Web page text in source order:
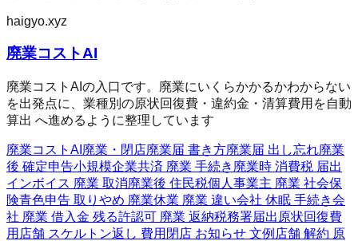
haigyo.xyz
廃業コストAI
廃業コストAIの入口です。廃業にいくらかかるかわからない
を出発点に、業種別の原状回復費・違約金・清算費用を自動
算出 へ進めるように整理しています
廃業コストAI 廃業・閉店廃業届 書き方廃業届 出し忘れ廃業
後 確定申告小規模企業共済 廃業 手続き 廃業時 消費税 届出
インボイス 廃業 取消廃業後 住民税個人事業主 廃業 社会保
険青色申告 取りやめ 廃業休業 廃業 違い会社 休眠 手続き会
社 廃業 借入金 残る許認可 廃業 返納税務署届出 原状回復費
用 店舗 スケルトン返し 費用 閉店 お知らせ 文例 店舗 解約 原